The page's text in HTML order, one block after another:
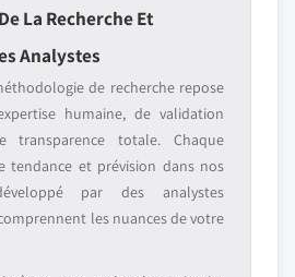
La Recherche Et
Analystes
de recherche repose
humaine, de validation
transparence totale. Chaque
tendance et prévision dans nos
par des analystes
les nuances de votre